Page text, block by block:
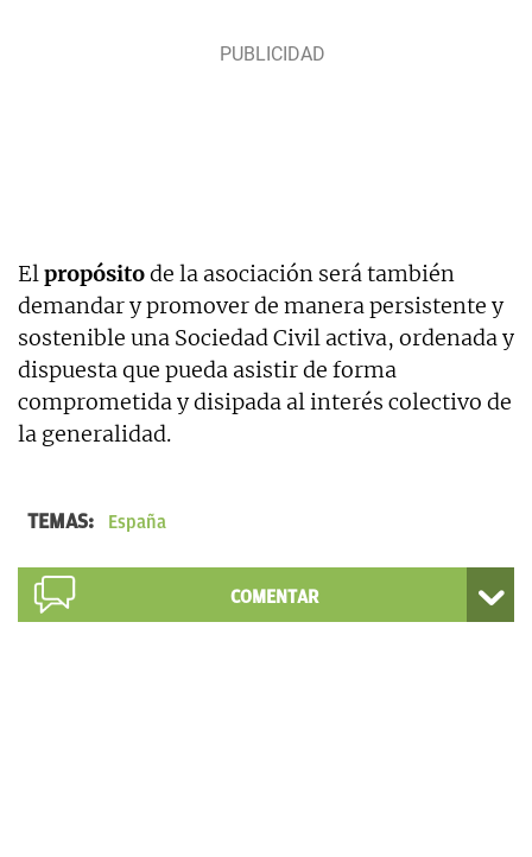
Elpropósitode la asociación será también
demandar y promover de manera persistente y
sostenible una Sociedad Civil activa, ordenada y
dispuesta que pueda asistir de forma
comprometida y disipada al interés colectivo de
la generalidad.
TEMAS: España
COMENTAR